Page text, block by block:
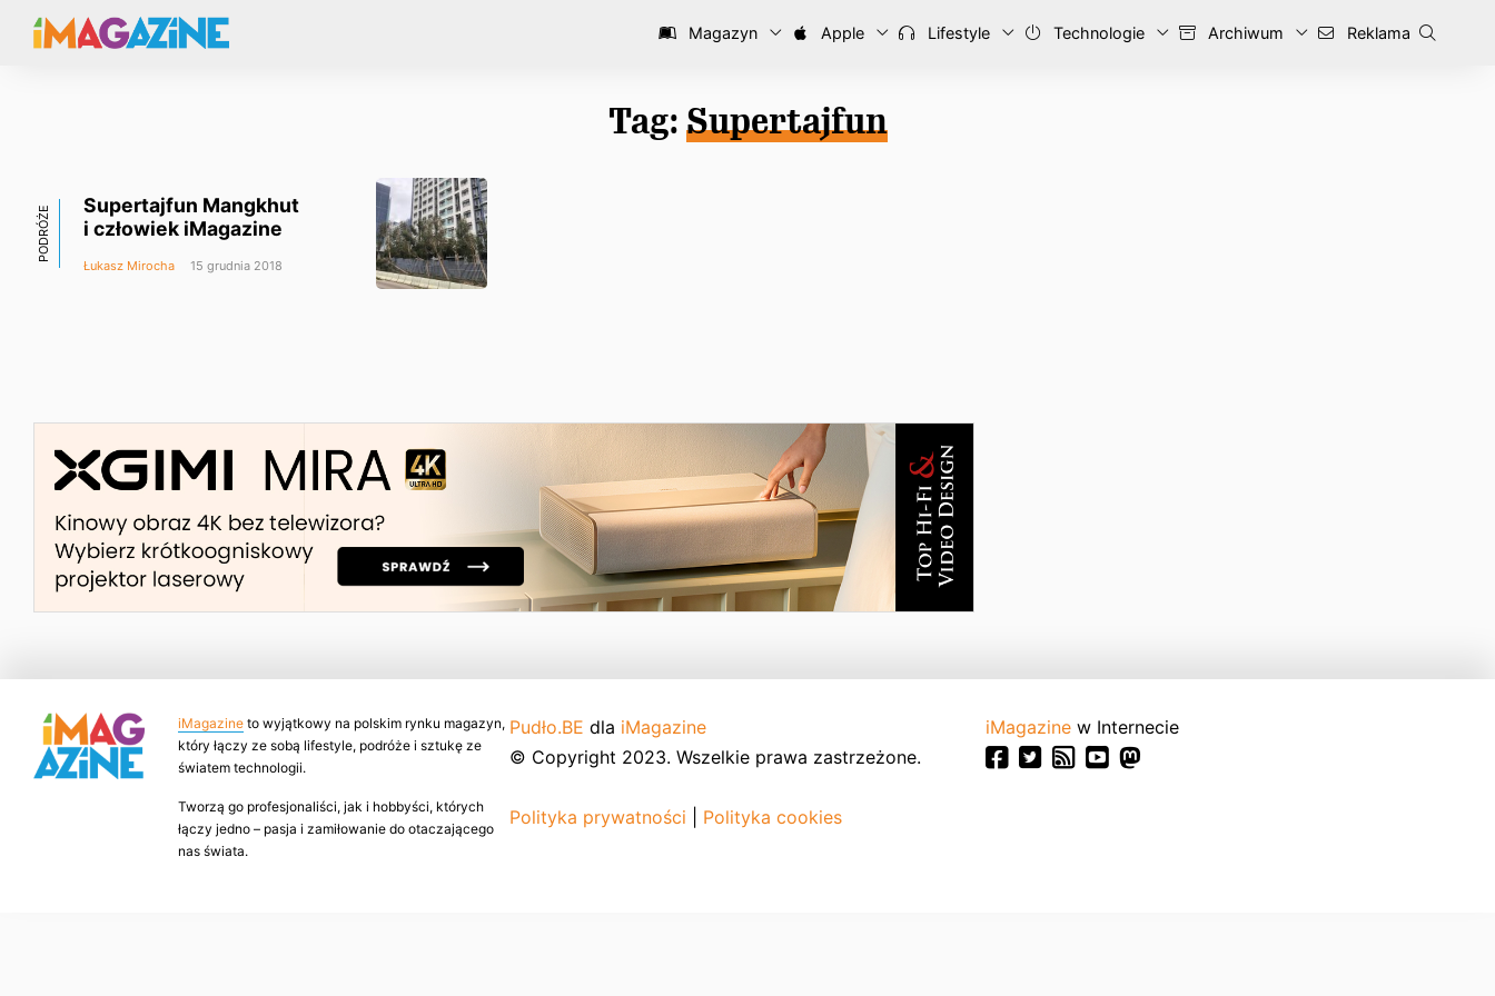
Magazyn Apple Lifestyle Technologie Archiwum Reklama
Tag: Supertajfun
PODRÓŻE
Supertajfun Mangkhut
i człowiek iMagazine
Łukasz Mirocha 15 grudnia 2018
iMagazine to wyjątkowy na polskim rynku magazyn,
który łączy ze sobą lifestyle, podróże i sztukę ze
światem technologii.
Tworzą go profesjonaliści, jak i hobbyści, których
łączy jedno – pasja i zamiłowanie do otaczającego
nas świata.
Pudło.BE dla iMagazine
© Copyright 2023. Wszelkie prawa zastrzeżone.
Polityka prywatności Polityka cookies
iMagazine w Internecie